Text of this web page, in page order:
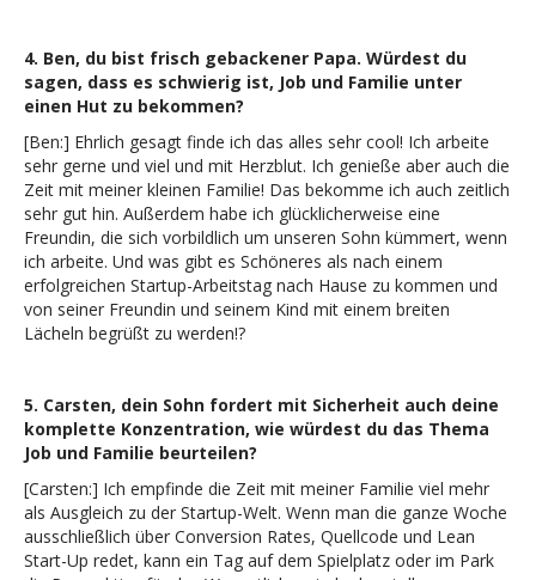
4. Ben, du bist frisch gebackener Papa. Würdest du
sagen, dass es schwierig ist, Job und Familie unter
einen Hut zu bekommen?
[Ben:] Ehrlich gesagt finde ich das alles sehr cool! Ich arbeite
sehr gerne und viel und mit Herzblut. Ich genieße aber auch die
Zeit mit meiner kleinen Familie! Das bekomme ich auch zeitlich
sehr gut hin. Außerdem habe ich glücklicherweise eine
Freundin, die sich vorbildlich um unseren Sohn kümmert, wenn
ich arbeite. Und was gibt es Schöneres als nach einem
erfolgreichen Startup-Arbeitstag nach Hause zu kommen und
von seiner Freundin und seinem Kind mit einem breiten
Lächeln begrüßt zu werden!?
5. Carsten, dein Sohn fordert mit Sicherheit auch deine
komplette Konzentration, wie würdest du das Thema
Job und Familie beurteilen?
[Carsten:] Ich empfinde die Zeit mit meiner Familie viel mehr
als Ausgleich zu der Startup-Welt. Wenn man die ganze Woche
ausschließlich über Conversion Rates, Quellcode und Lean
Start-Up redet, kann ein Tag auf dem Spielplatz oder im Park